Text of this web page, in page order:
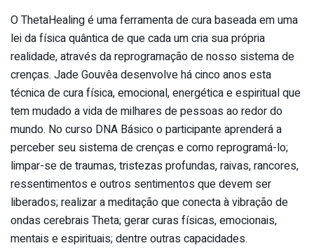
O ThetaHealing é uma ferramenta de cura baseada em uma
lei da física quântica de que cada um cria sua própria
realidade, através da reprogramação de nosso sistema de
crenças. Jade Gouvêa desenvolve há cinco anos esta
técnica de cura física, emocional, energética e espiritual que
tem mudado a vida de milhares de pessoas ao redor do
mundo. No curso DNA Básico o participante aprenderá a
perceber seu sistema de crenças e como reprogramá-lo;
limpar-se de traumas, tristezas profundas, raivas, rancores,
ressentimentos e outros sentimentos que devem ser
liberados; realizar a meditação que conecta à vibração de
ondas cerebrais Theta; gerar curas físicas, emocionais,
mentais e espirituais; dentre outras capacidades.